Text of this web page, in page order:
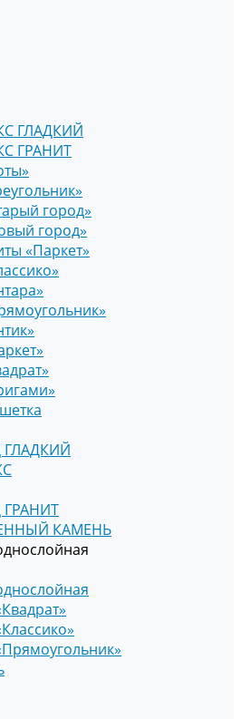
ГЛАДКИЙ
ГРАНИТ
город»
город»
«Паркет»
ГЛАДКИЙ
ГРАНИТ
КАМЕНЬ